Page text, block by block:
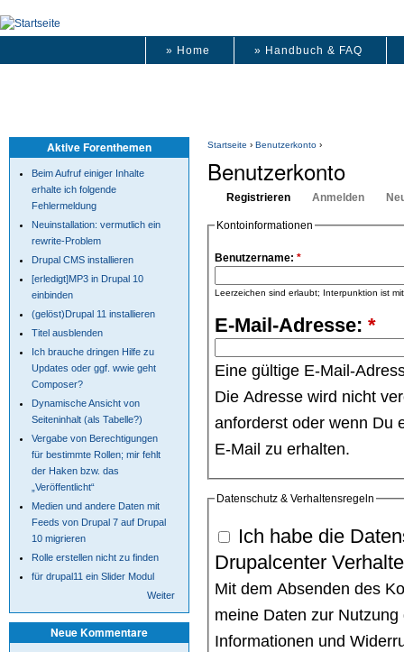
» Home » Handbuch & FAQ
Startseite › Benutzerkonto ›
Benutzerkonto
Registrieren Anmelden
Kontoinformationen
Benutzername: *
Leerzeichen sind erlaubt; Interpunktion ist
E-Mail-Adresse: *
Eine gültige E-Mail-
Die Adresse wird nicht
anforderst oder wenn Du
E-Mail zu erhalten.
Datenschutz & Verhaltensregeln
Ich habe die
Drupalcenter
Mit dem Absenden des
meine Daten zur
Informationen und
Aktive Forenthemen
Beim Aufruf einiger Inhalte
erhalte ich folgende
Fehlermeldung
Neuinstallation: vermutlich ein
rewrite-Problem
Drupal CMS installieren
[erledigt]MP3 in Drupal 10
einbinden
(gelöst)Drupal 11 installieren
Titel ausblenden
Ich brauche dringen Hilfe zu
Updates oder ggf. wwie geht
Composer?
Dynamische Ansicht von
Seiteninhalt (als Tabelle?)
Vergabe von Berechtigungen
für bestimmte Rollen; mir fehlt
der Haken bzw. das
„Veröffentlicht“
Medien und andere Daten mit
Feeds von Drupal 7 auf Drupal
10 migrieren
Rolle erstellen nicht zu finden
für drupal11 ein Slider Modul
Weiter
Neue Kommentare